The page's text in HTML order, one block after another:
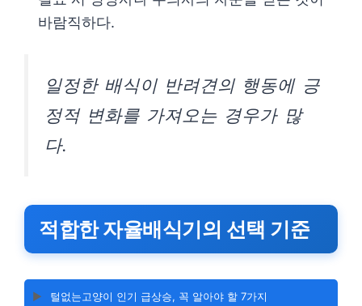
바람직하다.
일정한 배식이 반려견의 행동에 긍
정적 변화를 가져오는 경우가 많
다.
적합한 자율배식기의 선택 기준
▶️ 털없는고양이 인기 급상승, 꼭 알아야 할 7가지